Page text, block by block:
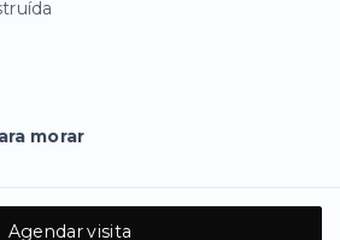
morar
Agendar visita